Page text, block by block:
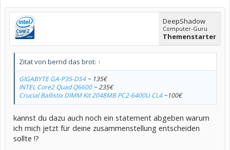
DeepShadow
Computer-Guru
Themenstarter
Zitat von bernd das brot: ↑
GIGABYTE GA-P35-DS4~ 135€
INTEL Core2 Quad Q6600~ 235€
Crucial Ballistix DIMM Kit 2048MB PC2-6400U CL4~100€
kannst du dazu auch noch ein statement abgeben warum
ich mich jetzt für deine zusammenstellung entscheiden
sollte !?